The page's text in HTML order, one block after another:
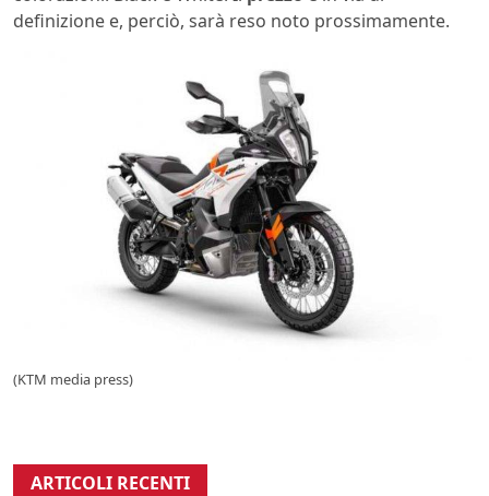
definizione e, perciò, sarà reso noto prossimamente.
(KTM media press)
ARTICOLI RECENTI